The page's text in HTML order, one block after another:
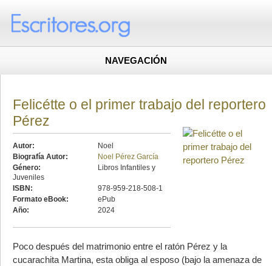
NAVEGACIÓN
Felicétte o el primer trabajo del reportero
Pérez
Autor:
Noel
Biografía Autor:
Noel Pérez García
Género:
Libros Infantiles y
Juveniles
ISBN:
978-959-218-508-1
Formato eBook:
ePub
Año:
2024
Poco después del matrimonio entre el ratón Pérez y la
cucarachita Martina, esta obliga al esposo (bajo la amenaza de